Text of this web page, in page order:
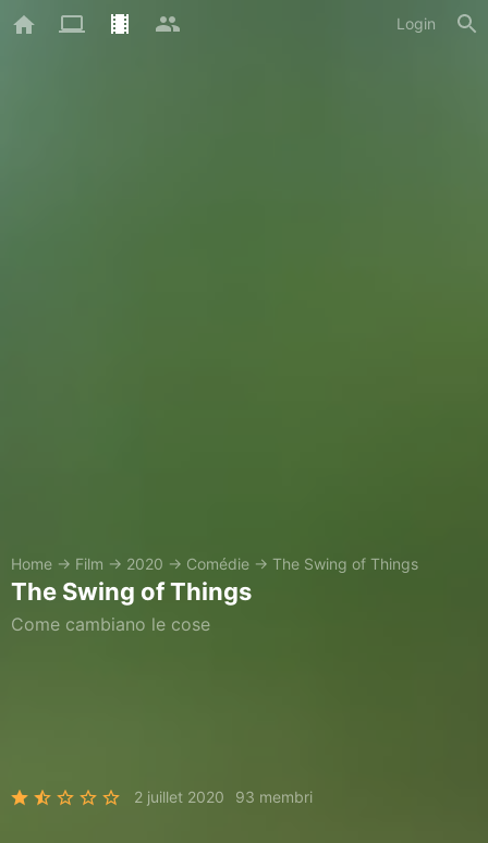
Login
Home → Film → 2020 → Comédie → The Swing of Things
The Swing of Things
Come cambiano le cose
2 juillet 2020 93 membri